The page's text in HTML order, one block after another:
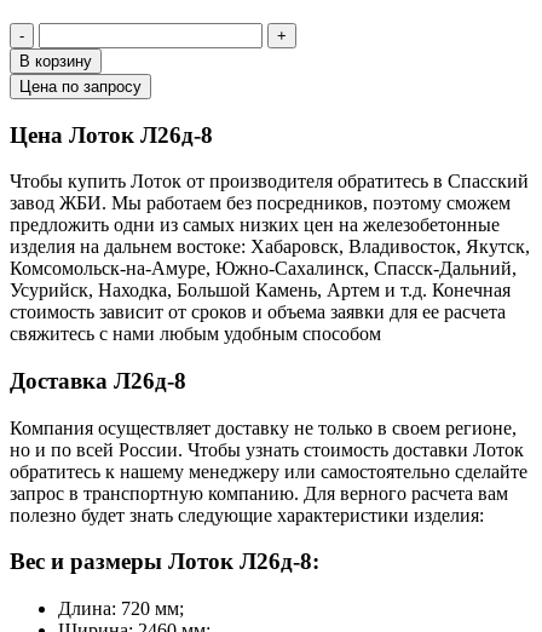
-
+
В корзину
Цена по запросу
Цена Лоток Л26д-8
Чтобы купить Лоток от производителя обратитесь в Cпасский
завод ЖБИ. Мы работаем без посредников, поэтому сможем
предложить одни из самых низких цен на железобетонные
изделия на дальнем востоке: Хабаровск, Владивосток, Якутск,
Комсомольск-на-Амуре, Южно-Сахалинск, Спасск-Дальний,
Усурийск, Находка, Большой Камень, Артем и т.д. Конечная
стоимость зависит от сроков и объема заявки для ее расчета
свяжитесь с нами любым удобным способом
Доставка Л26д-8
Компания осуществляет доставку не только в своем регионе,
но и по всей России. Чтобы узнать стоимость доставки Лоток
обратитесь к нашему менеджеру или самостоятельно сделайте
запрос в транспортную компанию. Для верного расчета вам
полезно будет знать следующие характеристики изделия:
Вес и размеры Лоток Л26д-8:
Длина: 720 мм;